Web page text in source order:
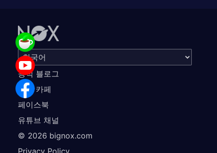
공식 블로그
공식 카페
페이스북
유튜브 채널
© 2026 bignox.com
Privacy Policy